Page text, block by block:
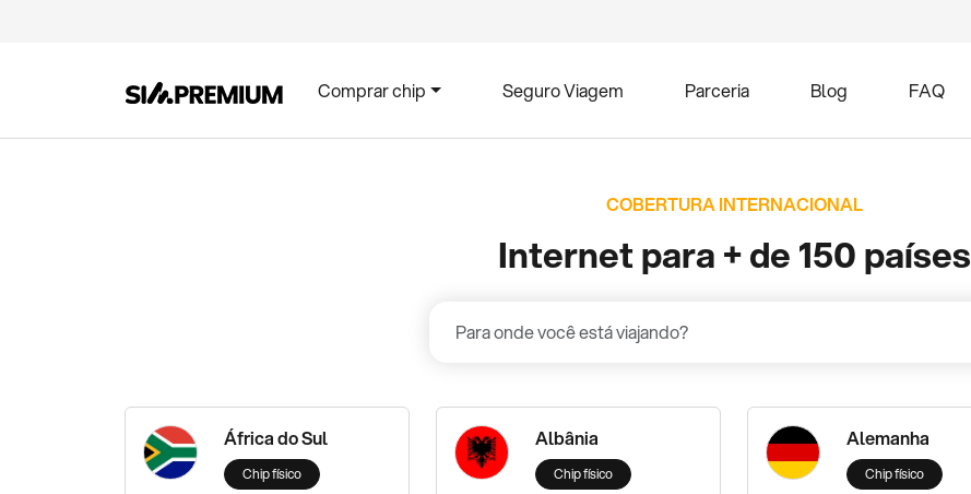
Comprar chip Seguro Viagem Parceria Blog FAQ
COBERTURA INTERNACIONAL
Internet para + de 150 países
África do Sul
Chip físico
Albânia
Chip físico
Alemanha
Chip físico